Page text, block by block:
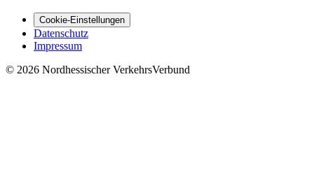
Cookie-Einstellungen
Datenschutz
Impressum
© 2026 Nordhessischer VerkehrsVerbund